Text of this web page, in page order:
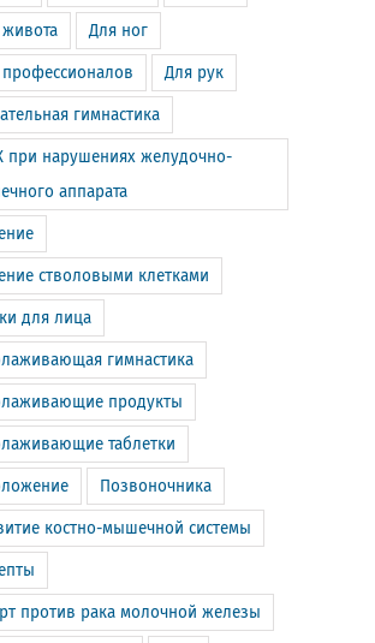
Для ног
Для рук
гимнастика
при нарушениях желудочно-
аппарата
стволовыми клетками
для лица
гимнастика
продукты
таблетки
Позвоночника
костно-мышечной системы
против рака молочной железы